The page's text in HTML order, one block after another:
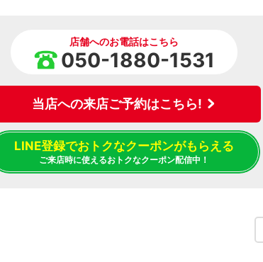
店舗へのお電話はこちら
050-1880-1531
当店への来店ご予約はこちら!
LINE登録でおトクなクーポンがもらえる
ご来店時に使えるおトクなクーポン配信中！